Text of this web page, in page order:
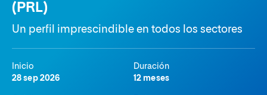
(PRL)
Un perfil imprescindible en todos los sectores
Inicio
28 sep 2026
Duración
12 meses